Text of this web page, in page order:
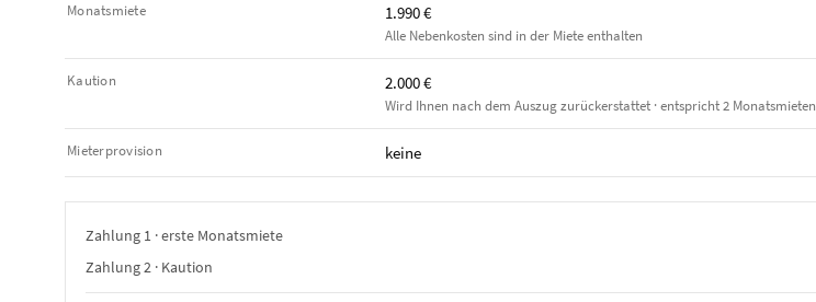
Monatsmiete 1.990 €
Alle Nebenkosten sind in der Miete enthalten
Kaution 2.000 €
Wird Ihnen nach dem Auszug zurückerstattet · entspricht 2 Monatsmieten
Mieterprovision keine
Zahlung 1 · erste Monatsmiete
Zahlung 2 · Kaution